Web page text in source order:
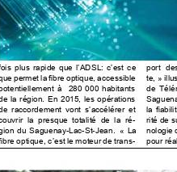
     

   
     
raccordement vont s’accélérer et
     -
 
« La
-

te, »




pour